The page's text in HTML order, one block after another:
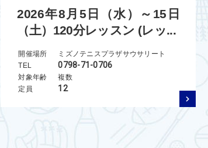
2026年8月5日（水）～15日
（土）120分レッスン (レッ...
開催場所
ミズノテニスプラザサウサリート
TEL
0798-71-0706
対象年齢
複数
定員
12